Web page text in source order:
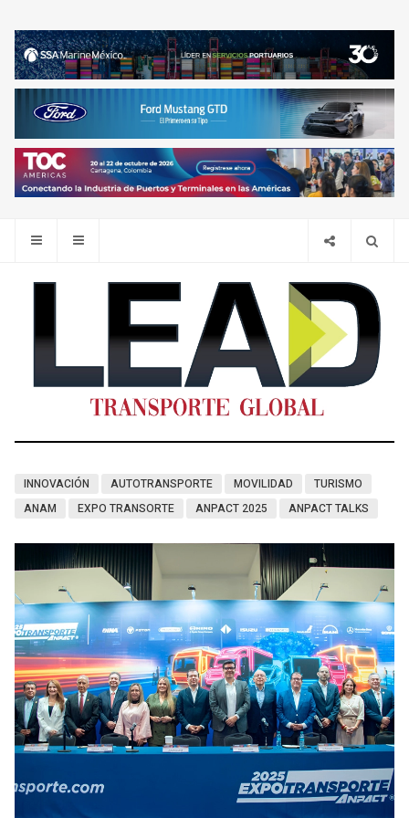
INNOVACIÓN AUTOTRANSPORTE MOVILIDAD
TURISMO
ANAM
EXPO TRANSORTE ANPACT 2025 ANPACT TALKS